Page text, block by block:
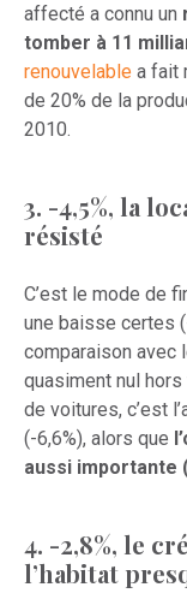
affecté a connu un
tomber à 11
renouvelable a fait
de 20% de la
2010.
3. -4,5%, la
résisté
C’est le mode de
une baisse certes
comparaison avec
quasiment nul hors
de voitures, c’est
(-6,6%), alors que
aussi importante
4. -2,8%, le
l’habitat